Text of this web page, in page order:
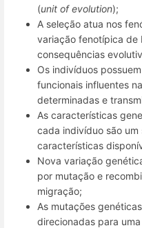
(unit of evolution);
A seleção atua nos
variação fenotípica de
consequências
Os indivíduos
funcionais influentes na
determinadas e
As características
cada indivíduo são
características
Nova variação
por mutação e
migração;
As mutações
direcionadas para